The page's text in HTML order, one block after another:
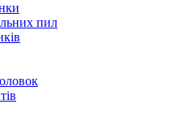
пил